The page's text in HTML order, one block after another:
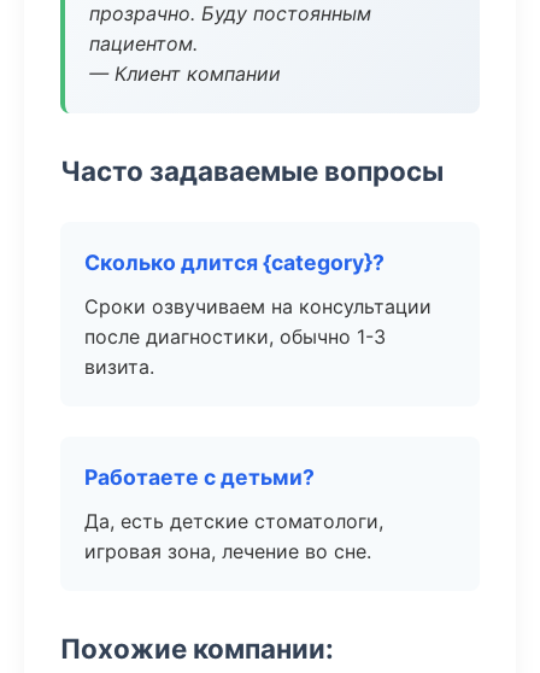
прозрачно. Буду постоянным
пациентом.
— Клиент компании
Часто задаваемые вопросы
Сколько длится {category}?
Сроки озвучиваем на консультации
после диагностики, обычно 1-3
визита.
Работаете с детьми?
Да, есть детские стоматологи,
игровая зона, лечение во сне.
Похожие компании: